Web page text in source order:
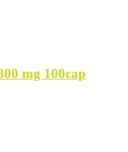
mg 100cap